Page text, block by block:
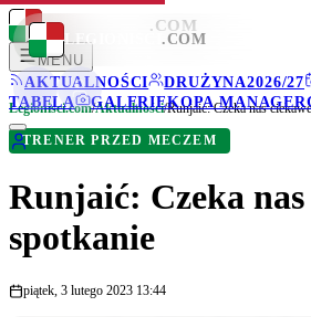
LEGIONISCI .COM
MENU
AKTUALNOŚCI
DRUŻYNA2026/27
TABELA
GALERIEKOPA MANAGER
LEGIONISCI .COM
Legionisci.com/Aktualności/Runjaić: Czeka nas
TRENER PRZED MECZEM
Runjaić: Czeka
spotkanie
piątek, 3 lutego 2023 13:44